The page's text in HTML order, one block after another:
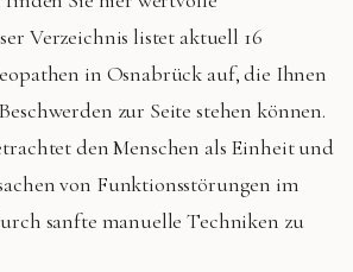
Verzeichnis listet aktuell 16
in Osnabrück auf, die Ihnen
zur Seite stehen können.
den Menschen als Einheit und
von Funktionsstörungen im
sanfte manuelle Techniken zu